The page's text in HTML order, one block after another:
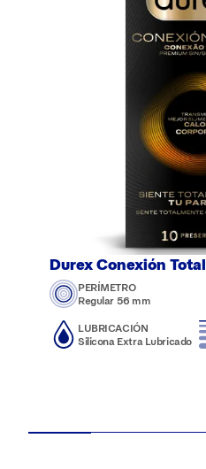
Durex Conexión Total
PERÍMETRO
Regular 56 mm
LUBRICACIÓN
Silicona Extra Lubricado